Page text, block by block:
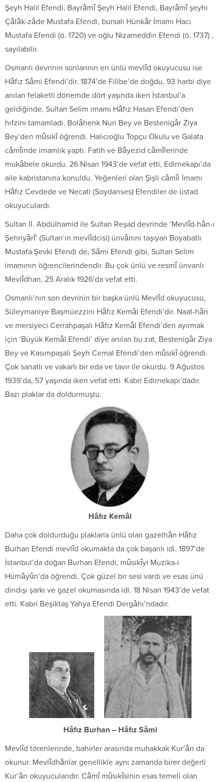
Şeyh Halil Efendi, Bayrâmî Şeyh Halil Efendi, Bayrâmî şeyhi
Çâlâk-zâde Mustafa Efendi, bursalı Hünkâr İmamı Hacı
Mustafa Efendi (ö. 1720) ve oğlu Nizameddin Efendi (ö. 1737) ,
sayılabilir.
Osmanlı devrinin sonlarının en ünlü mevlîd okuyucusu ise
Hâfız Sâmi Efendi’dir. 1874’de Filibe’de doğdu. 93 harbi diye
anılan felaketli dönemde dört yaşında iken İstanbul’a
geldiğinde, Sultan Selim imamı Hâfız Hasan Efendi’den
hıfzını tamamladı. Bolâhenk Nuri Bey ve Bestenigâr Ziya
Bey’den mûsıkî öğrendi. Halıcıoğlu Topçu Okulu ve Galata
câmîinde imamlık yaptı. Fatih ve Bâyezid câmîlerinde
mukâbele okurdu. 26 Nisan 1943’de vefat etti, Edirnekapı’da
aile kabristanına konuldu. Yeğenleri olan Şişli câmîi İmamı
Hâfız Cevdede ve Necati (Soydanses) Efendiler de üstad
okuyuculardı.
Sultan II. Abdülhamid ile Sultan Reşad devrinde ‘Mevlîd-hân-ı
Şehriyârî’ (Sultan’ın mevlîdcisi) ünvânını taşıyan Boyabatlı
Mustafa Şevki Efendi de, Sâmi Efendi gibi, Sultan Selim
imamının öğrencilerindendir. Bu çok ünlü ve resmî ünvanlı
Mevlîdhan, 25 Aralık 1926’da vefat etti.
Osmanlı’nın son devrinin bir başka ünlü Mevlîd okuyucusu,
Süleymaniye Başmüezzini Hâfız Kemâl Efendi’dir. Naat-hân
ve mersiyeci Cerrahpaşalı Hâfız Kemâl Efendi’den ayırmak
için ‘Büyük Kemâl Efendi’ diye anılan bu zat, Bestenigâr Ziya
Bey ve Kasımpaşalı Şeyh Cemal Efendi’den mûsıkî öğrendi.
Çok sanatlı ve vakarlı bir eda ve tavır ile okurdu. 9 Ağustos
1939’da, 57 yaşında iken vefat etti. Kabri Edirnekapı’dadır.
Bazı plaklar da doldurmuştu.
Hâfız Kemâl
Daha çok doldurduğu plaklarla ünlü olan gazelhân Hâfız
Burhan Efendi mevlîd okumakta da çok başarılı idi. 1897’de
İstanbul’da doğan Burhan Efendi, mûsıkîyi Muzika-i
Hümâyûn’da öğrendi. Çok güzel bir sesi vardı ve esas ünü
dindışı şarkı ve gazel okumasında idi. 18 Nisan 1943’de vefat
etti. Kabri Beşiktaş Yahya Efendi Dergâhı’ndadır.
Hâfız Burhan – Hâfız Sâmi
Mevlîd törenlerinde, bahirler arasında muhakkak Kur’ân da
okunur. Mevlîdhânlar genellikle aynı zamanda birer değerli
Kur’ân okuyucularıdır. Câmî mûsıkîsinin esas temeli olan